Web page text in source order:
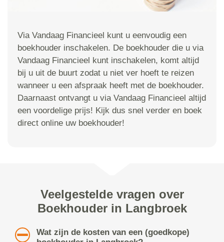
Via Vandaag Financieel kunt u eenvoudig een
boekhouder inschakelen. De boekhouder die u via
Vandaag Financieel kunt inschakelen, komt altijd
bij u uit de buurt zodat u niet ver hoeft te reizen
wanneer u een afspraak heeft met de boekhouder.
Daarnaast ontvangt u via Vandaag Financieel altijd
een voordelige prijs! Kijk dus snel verder en boek
direct online uw boekhouder!
Veelgestelde vragen over
Boekhouder in Langbroek
Wat zijn de kosten van een (goedkope)